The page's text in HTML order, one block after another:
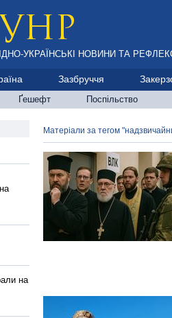
УКРАЇНСЬКІ НОВИНИ ТА
Зазбруччя
Ґешефт Поспільство
на
Матеріали за тегом